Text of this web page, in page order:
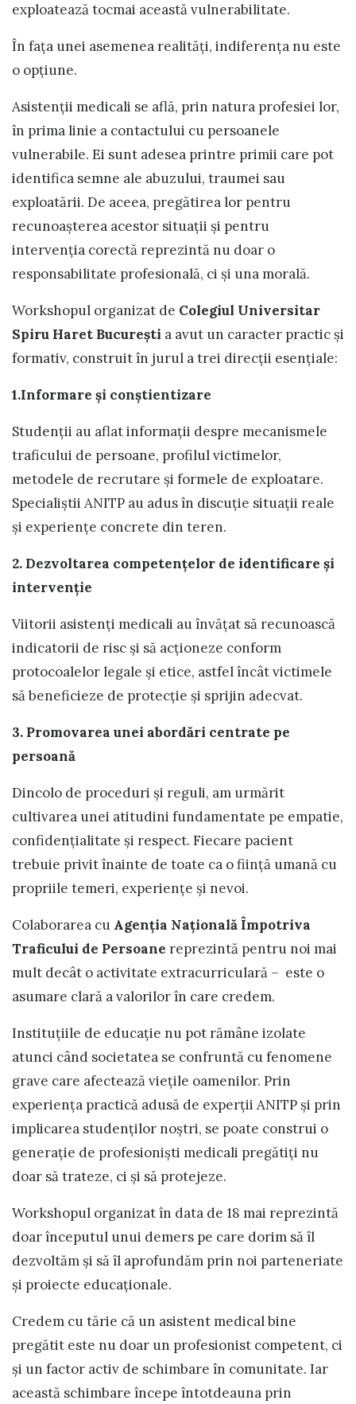
exploatează tocmai această vulnerabilitate.
În fața unei asemenea realități, indiferența nu este
o opțiune.
Asistenții medicali se află, prin natura profesiei lor,
în prima linie a contactului cu persoanele
vulnerabile. Ei sunt adesea printre primii care pot
identifica semne ale abuzului, traumei sau
exploatării. De aceea, pregătirea lor pentru
recunoașterea acestor situații și pentru
intervenția corectă reprezintă nu doar o
responsabilitate profesională, ci și una morală.
Workshopul organizat de Colegiul Universitar
Spiru Haret București a avut un caracter practic și
formativ, construit în jurul a trei direcții esențiale:
1.Informare și conștientizare
Studenții au aflat informații despre mecanismele
traficului de persoane, profilul victimelor,
metodele de recrutare și formele de exploatare.
Specialiștii ANITP au adus în discuție situații reale
și experiențe concrete din teren.
2. Dezvoltarea competențelor de identificare și
intervenție
Viitorii asistenți medicali au învățat să recunoască
indicatorii de risc și să acționeze conform
protocoalelor legale și etice, astfel încât victimele
să beneficieze de protecție și sprijin adecvat.
3. Promovarea unei abordări centrate pe
persoană
Dincolo de proceduri și reguli, am urmărit
cultivarea unei atitudini fundamentate pe empatie,
confidențialitate și respect. Fiecare pacient
trebuie privit înainte de toate ca o ființă umană cu
propriile temeri, experiențe și nevoi.
Colaborarea cu Agenția Națională Împotriva
Traficului de Persoane reprezintă pentru noi mai
mult decât o activitate extracurriculară – este o
asumare clară a valorilor în care credem.
Instituțiile de educație nu pot rămâne izolate
atunci când societatea se confruntă cu fenomene
grave care afectează viețile oamenilor. Prin
experiența practică adusă de experții ANITP și prin
implicarea studenților noștri, se poate construi o
generație de profesioniști medicali pregătiți nu
doar să trateze, ci și să protejeze.
Workshopul organizat în data de 18 mai reprezintă
doar începutul unui demers pe care dorim să îl
dezvoltăm și să îl aprofundăm prin noi parteneriate
și proiecte educaționale.
Credem cu tărie că un asistent medical bine
pregătit este nu doar un profesionist competent, ci
și un factor activ de schimbare în comunitate. Iar
această schimbare începe întotdeauna prin